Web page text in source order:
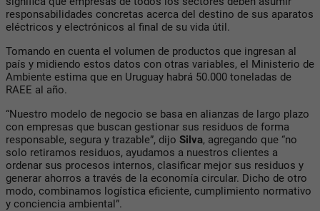
responsabilidades concretas acerca del destino de sus aparatos
eléctricos y electrónicos al final de su vida útil.
Tomando en cuenta el volumen de productos que ingresan al
país y midiendo estos datos con otras variables, el Ministerio de
Ambiente estima que en Uruguay habrá 50.000 toneladas de
RAEE al año.
“Nuestro modelo de negocio se basa en alianzas de largo plazo
con empresas que buscan gestionar sus residuos de forma
responsable, segura y trazable”, dijo Silva, agregando que “no
solo retiramos residuos, ayudamos a nuestros clientes a
ordenar sus procesos internos, clasificar mejor sus residuos y
generar ahorros a través de la economía circular. Dicho de otro
modo, combinamos logística eficiente, cumplimiento normativo
y conciencia ambiental”.